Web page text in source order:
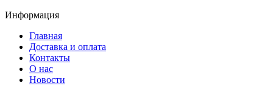
Информация
Главная
Доставка и оплата
Контакты
О нас
Новости